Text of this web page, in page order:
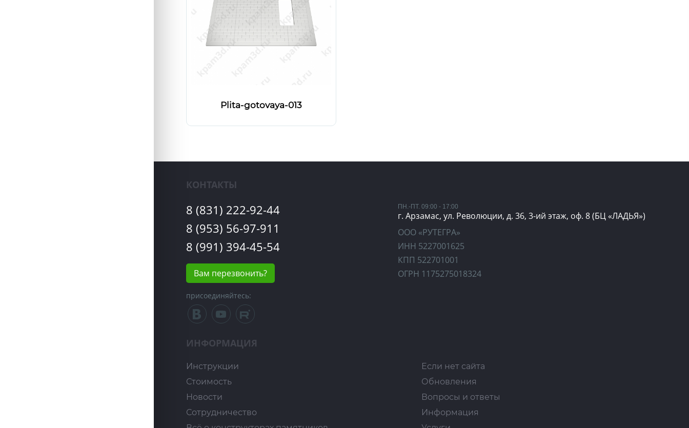
Plita-gotovaya-013
КОНТАКТЫ
8 (831) 222-92-44
8 (953) 56-97-911
8 (991) 394-45-54
Вам перезвонить?
присоединяйтесь:
ПН.-ПТ. 09:00 - 17:00
г. Арзамас, ул. Революции, д. 36, 3-ий этаж, оф. 8 (БЦ «ЛАДЬЯ»)
ООО «РУТЕГРА»
ИНН 5227001625
КПП 522701001
ОГРН 1175275018324
ИНФОРМАЦИЯ
Инструкции
Если нет сайта
Стоимость
Обновления
Новости
Вопросы и ответы
Сотрудничество
Информация